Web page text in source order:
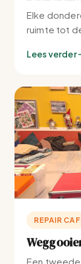
Elke
ruimte tot
Lees verder
REPAIR
Een